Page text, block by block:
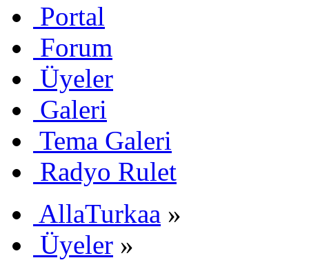
Portal
Forum
Üyeler
Galeri
Tema Galeri
Radyo Rulet
AllaTurkaa »
Üyeler »